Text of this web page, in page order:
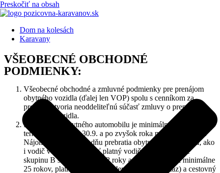
Preskočiť na obsah
Dom na kolesách
Karavany
VŠEOBECNÉ OBCHODNÉ
PODMIENKY:
Všeobecné obchodné a zmluvné podmienky pre prenájom
obytného vozidla (ďalej len VOP) spolu s cenníkom za
prenájom tvoria neoddeliteľnú súčasť zmluvy o prenájme
obytného vozidla.
Doba nájmu obytného automobilu je minimálne 5 dní v
termíne od 1.6. do 30.9. a po zvyšok roka minimálne 3 dni.
Nájomník vozidla ku dňu prebratia obytného automobilu, ako
i vodič vozidla musí mať platný vodičský preukaz pre
skupinu B s praxou aspoň 2 roky a dosiahnutý vek minimálne
25 rokov, platný občiansky (identifikačný preukaz) a cestovný